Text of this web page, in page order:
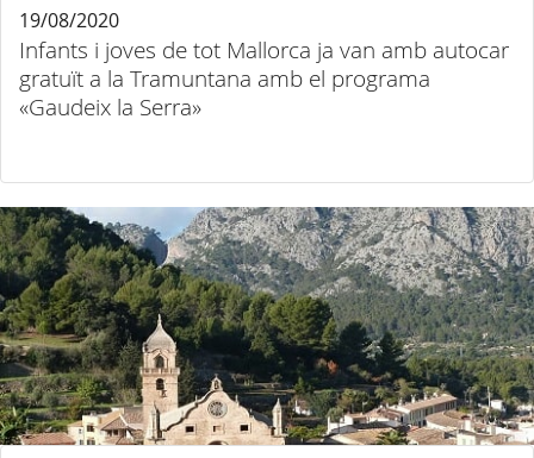
Infants i joves de tot Mallorca ja van amb autocar
gratuït a la Tramuntana amb el programa
«Gaudeix la Serra»
19/08/2020